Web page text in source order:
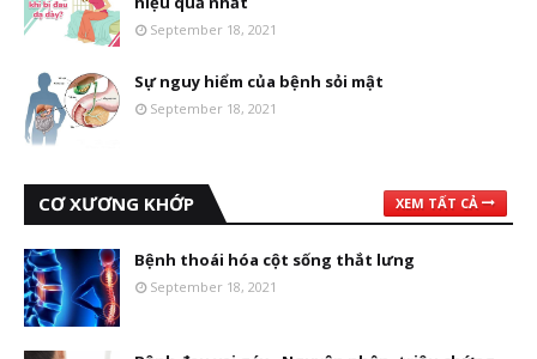
September 18, 2021
Sự nguy hiểm của bệnh sỏi mật
September 18, 2021
CƠ XƯƠNG KHỚP XEM TẤT CẢ
Bệnh thoái hóa cột sống thắt lưng
September 18, 2021